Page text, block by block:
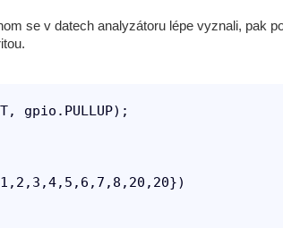
se v datech analyzátoru lépe vyznali, pak
gpio.PULLUP);